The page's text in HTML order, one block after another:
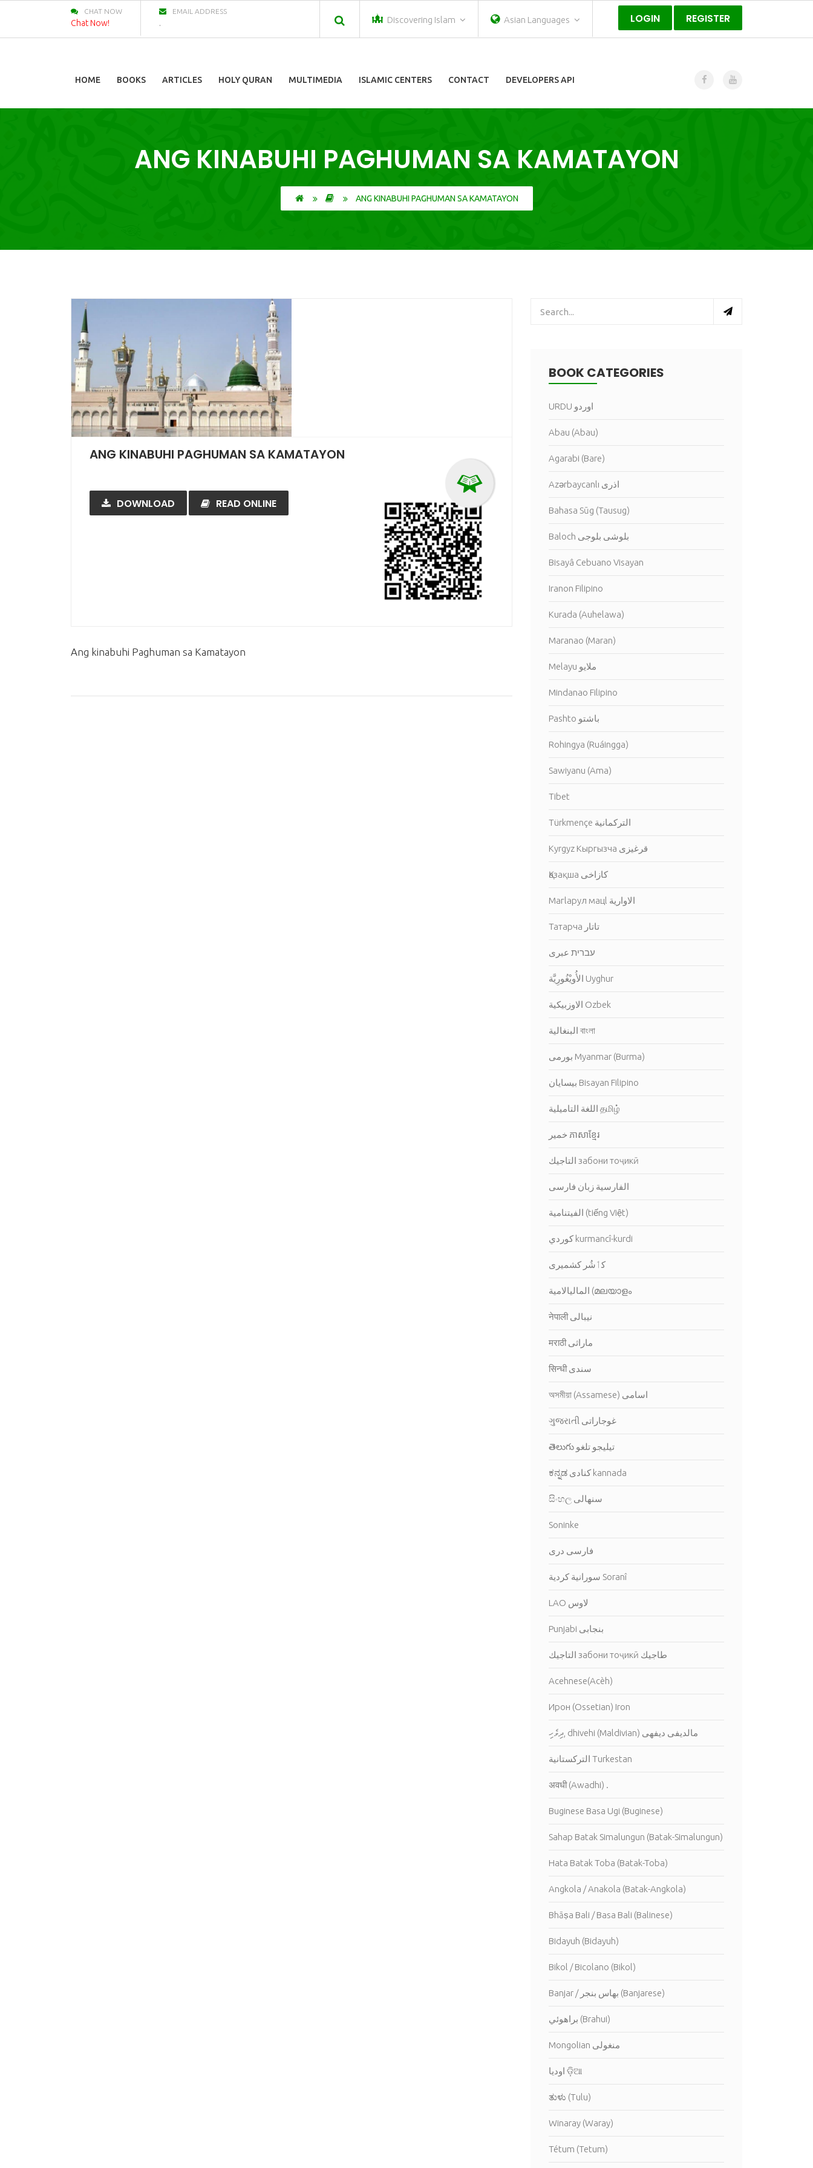
CHAT NOW
Chat Now!
EMAIL ADDRESS
. Discovering Islam Asian Languages LOGIN REGISTER
HOME BOOKS ARTICLES HOLY QURAN MULTIMEDIA ISLAMIC CENTERS CONTACT DEVELOPERS API
ANG KINABUHI PAGHUMAN SA KAMATAYON
ANG KINABUHI PAGHUMAN SA KAMATAYON
ANG KINABUHI PAGHUMAN SA KAMATAYON
DOWNLOAD READ ONLINE
Ang kinabuhi Paghuman sa Kamatayon
BOOK CATEGORIES
URDU اوردو
Abau (Abau)
Agarabi (Bare)
Azərbaycanlı اذرى
Bahasa Sūg (Tausug)
Baloch بلوشى بلوجى
Bisayâ Cebuano Visayan
Iranon Filipino
Kurada (Auhelawa)
Maranao (Maran)
Melayu ملايو
Mindanao Filipino
Pashto باشتو
Rohingya (Ruáingga)
Sawiyanu (Ama)
Tibet
Türkmençe التركمانية
Kyrgyz Кыргызча قرغيزى
Қазақша كازاخى
Магlарул мацl الاوارية
Татарча تاتار
עברית عبرى
الأُويْغُورِيَّة Uyghur
الاوزبيكية Ozbek
البنغالية বাংলা
بورمى Myanmar (Burma)
بيسايان Bisayan Filipino
اللغة التاميلية தமிழ்
خمير ភាសាខ្មែរ
التاجيك забони тоҷикӣ
الفارسية زبان فارسی
الفيتنامية (tiếng Việt)
كوردي kurmancî-kurdi
کٲشُر كشميرى
الماليالامية (മലയാളം ‎
नेपाली نيبالى
मराठी ماراثى
सिन्धी سندى
অসমীয়া (Assamese) اسامى
ગુજરાતી غوجاراتى
తెలుగు تيليجو تلغو
ಕನ್ನಡ كنادى kannada
සිංහල سنهالى
Soninke
فارسى درى
سورانية كردية Soranî
LAO لاوس
Punjabi بنجابى
التاجيك забони тоҷикӣ طاجيك
Acehnese(Acèh)
Ирон (Ossetian) Iron
ދިވެހި, dhivehi (Maldivian) مالديفى ديفهى
التركستانية Turkestan
अवधी (Awadhi) .
Buginese Basa Ugi (Buginese)
Sahap Batak Simalungun (Batak-Simalungun)
Hata Batak Toba (Batak-Toba)
Angkola / Anakola (Batak-Angkola)
Bhāṣa Bali / Basa Bali (Balinese)
Bidayuh (Bidayuh)
Bikol / Bicolano (Bikol)
Banjar / بهاس بنجر (Banjarese)
براهوئي (Brahui)
Mongolian منغولى
اوديا ଡ଼ିଆ
ತುಳು (Tulu)
Winaray (Waray)
Tétum (Tetum)